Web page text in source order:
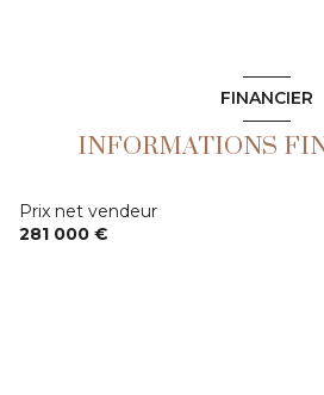
FINANCIER
INFORMATIONS
Prix net vendeur
281 000 €